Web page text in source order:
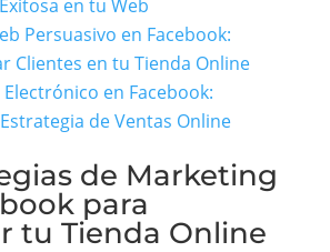
en tu Web
Persuasivo en Facebook:
Clientes en tu Tienda Online
en Facebook:
de Ventas Online
de Marketing
para
tu Tienda Online